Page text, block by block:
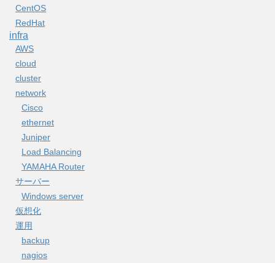
CentOS
RedHat
infra
AWS
cloud
cluster
network
Cisco
ethernet
Juniper
Load Balancing
YAMAHA Router
サーバー
Windows server
仮想化
運用
backup
nagios